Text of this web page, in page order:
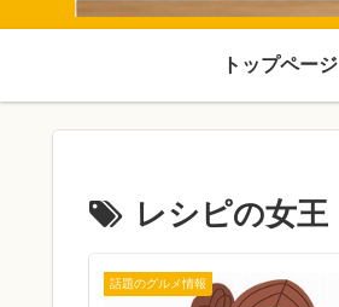
トップページ
レシピの女王
話題のグルメ情報